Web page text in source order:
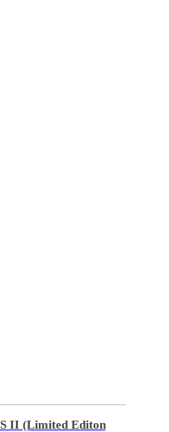
II (Limited Editon